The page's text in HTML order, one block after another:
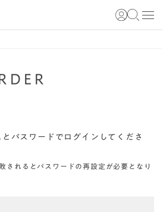
パスワードでログインしてくださ
されるとパスワードの再設定が必要となり